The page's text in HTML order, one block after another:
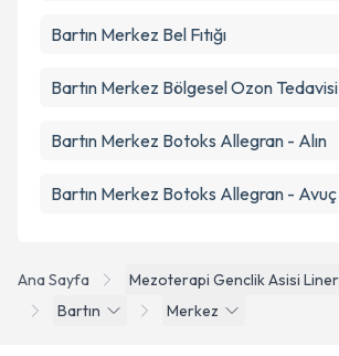
Ana Sayfa
Mezoterapi Genclik Asisi
Bartın
Merkez
Bartın Merkez Bel Fıtığı
Bartın Merkez Bölgesel Ozon Tedavisi
Bartın Merkez Botoks Allegran - Alın
Bartın Merkez Botoks Allegran -